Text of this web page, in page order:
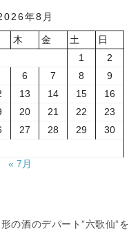
年8月
木 金 土
日
1
2
6 7 8
9
13 14 15
16
20 21 22
23
27 28 29
30
« 7月
形の酒のデパート”六歌仙”を